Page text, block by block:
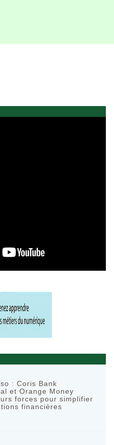
: Coris Bank
et Orange Money
forces pour simplifier
financières